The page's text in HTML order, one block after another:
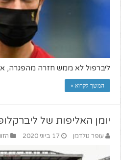
ליברפול לא ממש חזרה מהפגרה,
המשך לקרוא »
יומן האליפות של
עופר גולדמן 17 ביוני 2020